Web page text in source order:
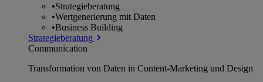
•Strategieberatung
•Wertgenerierung mit Daten
•Business Building
Strategieberatung
Communication
Transformation von Daten in Content-Marketing und Design